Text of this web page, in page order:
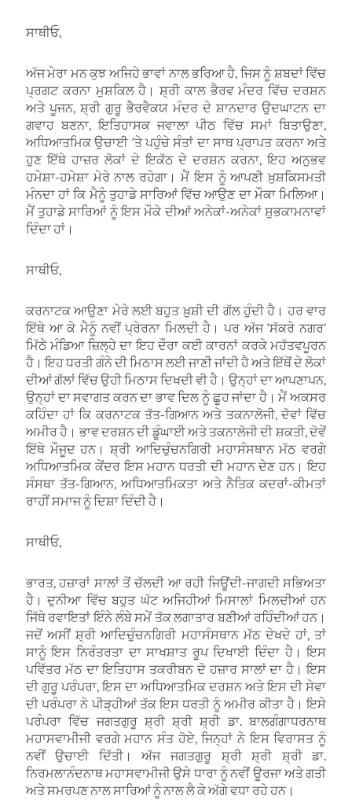
ਸਾਥੀਓ,
ਅੱਜ ਮੇਰਾ ਮਨ ਕੁਝ ਅਜਿਹੇ ਭਾਵਾਂ ਨਾਲ ਭਰਿਆ ਹੈ, ਜਿਸ ਨੂੰ ਸ਼ਬਦਾਂ ਵਿੱਚ
ਪ੍ਰਗਟ ਕਰਨਾ ਮੁਸ਼ਕਿਲ ਹੈ। ਸ਼੍ਰੀ ਕਾਲ ਭੈਰਵ ਮੰਦਰ ਵਿੱਚ ਦਰਸ਼ਨ
ਅਤੇ ਪੂਜਨ, ਸ਼੍ਰੀ ਗੁਰੂ ਭੈਰਵੈਕਯ ਮੰਦਰ ਦੇ ਸ਼ਾਨਦਾਰ ਉਦਘਾਟਨ ਦਾ
ਗਵਾਹ ਬਣਨਾ, ਇਤਿਹਾਸਕ ਜਵਾਲਾ ਪੀਠ ਵਿੱਚ ਸਮਾਂ ਬਿਤਾਉਣਾ,
ਅਧਿਆਤਮਿਕ ਉਚਾਈ ‘ਤੇ ਪਹੁੰਚੇ ਸੰਤਾਂ ਦਾ ਸਾਥ ਪ੍ਰਾਪਤ ਕਰਨਾ ਅਤੇ
ਹੁਣ ਇੱਥੇ ਹਾਜ਼ਰ ਲੋਕਾਂ ਦੇ ਇਕੱਠ ਦੇ ਦਰਸ਼ਨ ਕਰਨਾ, ਇਹ ਅਨੁਭਵ
ਹਮੇਸ਼ਾ-ਹਮੇਸ਼ਾ ਮੇਰੇ ਨਾਲ ਰਹੇਗਾ। ਮੈਂ ਇਸ ਨੂੰ ਆਪਣੀ ਖ਼ੁਸ਼ਕਿਸਮਤੀ
ਮੰਨਦਾ ਹਾਂ ਕਿ ਮੈਨੂੰ ਤੁਹਾਡੇ ਸਾਰਿਆਂ ਵਿੱਚ ਆਉਣ ਦਾ ਮੌਕਾ ਮਿਲਿਆ।
ਮੈਂ ਤੁਹਾਡੇ ਸਾਰਿਆਂ ਨੂੰ ਇਸ ਮੌਕੇ ਦੀਆਂ ਅਨੇਕਾਂ-ਅਨੇਕਾਂ ਸ਼ੁਭਕਾਮਨਾਵਾਂ
ਦਿੰਦਾ ਹਾਂ।
ਸਾਥੀਓ,
ਕਰਨਾਟਕ ਆਉਣਾ ਮੇਰੇ ਲਈ ਬਹੁਤ ਖ਼ੁਸ਼ੀ ਦੀ ਗੱਲ ਹੁੰਦੀ ਹੈ। ਹਰ ਵਾਰ
ਇੱਥੇ ਆ ਕੇ ਮੈਨੂੰ ਨਵੀਂ ਪ੍ਰੇਰਨਾ ਮਿਲਦੀ ਹੈ। ਪਰ ਅੱਜ ‘ਸੱਕਰੇ ਨਗਰ’
ਮਿੱਠੇ ਮੰਡਿਆ ਜ਼ਿਲ੍ਹੇ ਦਾ ਇਹ ਦੌਰਾ ਕਈ ਕਾਰਨਾਂ ਕਰਕੇ ਮਹੱਤਵਪੂਰਨ
ਹੈ। ਇਹ ਧਰਤੀ ਗੰਨੇ ਦੀ ਮਿਠਾਸ ਲਈ ਜਾਣੀ ਜਾਂਦੀ ਹੈ ਅਤੇ ਇੱਥੋਂ ਦੇ ਲੋਕਾਂ
ਦੀਆਂ ਗੱਲਾਂ ਵਿੱਚ ਉਹੀ ਮਿਠਾਸ ਦਿਖਦੀ ਵੀ ਹੈ। ਉਨ੍ਹਾਂ ਦਾ ਆਪਣਾਪਨ,
ਉਨ੍ਹਾਂ ਦਾ ਸਵਾਗਤ ਕਰਨ ਦਾ ਭਾਵ ਦਿਲ ਨੂੰ ਛੂਹ ਜਾਂਦਾ ਹੈ। ਮੈਂ ਅਕਸਰ
ਕਹਿੰਦਾ ਹਾਂ ਕਿ ਕਰਨਾਟਕ ਤੱਤ-ਗਿਆਨ ਅਤੇ ਤਕਨਾਲੋਜੀ, ਦੋਵਾਂ ਵਿੱਚ
ਅਮੀਰ ਹੈ। ਭਾਵ ਦਰਸ਼ਨ ਦੀ ਡੂੰਘਾਈ ਅਤੇ ਤਕਨਾਲੋਜੀ ਦੀ ਸ਼ਕਤੀ, ਦੋਵੇਂ
ਇੱਥੇ ਮੌਜੂਦ ਹਨ। ਸ਼੍ਰੀ ਆਦਿਚੁੰਚਨਗਿਰੀ ਮਹਾਸੰਸਥਾਨ ਮੱਠ ਵਰਗੇ
ਅਧਿਆਤਮਿਕ ਕੇਂਦਰ ਇਸ ਮਹਾਨ ਧਰਤੀ ਦੀ ਮਹਾਨ ਦੇਣ ਹਨ। ਇਹ
ਸੰਸਥਾ ਤੱਤ-ਗਿਆਨ, ਅਧਿਆਤਮਿਕਤਾ ਅਤੇ ਨੈਤਿਕ ਕਦਰਾਂ-ਕੀਮਤਾਂ
ਰਾਹੀਂ ਸਮਾਜ ਨੂੰ ਦਿਸ਼ਾ ਦਿੰਦੀ ਹੈ।
ਸਾਥੀਓ,
ਭਾਰਤ, ਹਜ਼ਾਰਾਂ ਸਾਲਾਂ ਤੋਂ ਚੱਲਦੀ ਆ ਰਹੀ ਜਿਊਂਦੀ-ਜਾਗਦੀ ਸਭਿਅਤਾ
ਹੈ। ਦੁਨੀਆ ਵਿੱਚ ਬਹੁਤ ਘੱਟ ਅਜਿਹੀਆਂ ਮਿਸਾਲਾਂ ਮਿਲਦੀਆਂ ਹਨ
ਜਿੱਥੇ ਰਵਾਇਤਾਂ ਇੰਨੇ ਲੰਬੇ ਸਮੇਂ ਤੱਕ ਲਗਾਤਾਰ ਬਣੀਆਂ ਰਹਿੰਦੀਆਂ ਹਨ।
ਜਦੋਂ ਅਸੀਂ ਸ਼੍ਰੀ ਆਦਿਚੁੰਚਨਗਿਰੀ ਮਹਾਸੰਸਥਾਨ ਮੱਠ ਦੇਖਦੇ ਹਾਂ, ਤਾਂ
ਸਾਨੂੰ ਇਸ ਨਿਰੰਤਰਤਾ ਦਾ ਸਾਖਸ਼ਾਤ ਰੂਪ ਦਿਖਾਈ ਦਿੰਦਾ ਹੈ। ਇਸ
ਪਵਿੱਤਰ ਮੱਠ ਦਾ ਇਤਿਹਾਸ ਤਕਰੀਬਨ ਦੋ ਹਜ਼ਾਰ ਸਾਲਾਂ ਦਾ ਹੈ। ਇਸ
ਦੀ ਗੁਰੂ ਪਰੰਪਰਾ, ਇਸ ਦਾ ਅਧਿਆਤਮਿਕ ਦਰਸ਼ਨ ਅਤੇ ਇਸ ਦੀ ਸੇਵਾ
ਦੀ ਪਰੰਪਰਾ ਨੇ ਪੀੜ੍ਹੀਆਂ ਤੱਕ ਇਸ ਧਰਤੀ ਨੂੰ ਅਮੀਰ ਕੀਤਾ ਹੈ। ਇਸੇ
ਪਰੰਪਰਾ ਵਿੱਚ ਜਗਤਗੁਰੂ ਸ਼੍ਰੀ ਸ਼੍ਰੀ ਸ਼੍ਰੀ ਡਾ. ਬਾਲਗੰਗਾਧਰਨਾਥ
ਮਹਾਸਵਾਮੀਜੀ ਵਰਗੇ ਮਹਾਨ ਸੰਤ ਹੋਏ, ਜਿਨ੍ਹਾਂ ਨੇ ਇਸ ਵਿਰਾਸਤ ਨੂੰ
ਨਵੀਂ ਉਚਾਈ ਦਿੱਤੀ। ਅੱਜ ਜਗਤਗੁਰੂ ਸ਼੍ਰੀ ਸ਼੍ਰੀ ਸ਼੍ਰੀ ਡਾ.
ਨਿਰਮਲਾਨੰਦਨਾਥ ਮਹਾਸਵਾਮੀਜੀ ਉਸੇ ਧਾਰਾ ਨੂੰ ਨਵੀਂ ਊਰਜਾ ਅਤੇ ਗਤੀ
ਅਤੇ ਸਮਰਪਣ ਨਾਲ ਸਾਰਿਆਂ ਨੂੰ ਨਾਲ ਲੈ ਕੇ ਅੱਗੇ ਵਧਾ ਰਹੇ ਹਨ।